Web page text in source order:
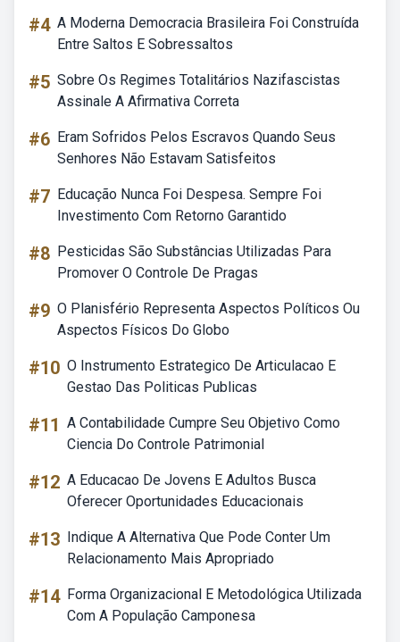
#4 A Moderna Democracia Brasileira Foi Construída
Entre Saltos E Sobressaltos
#5 Sobre Os Regimes Totalitários Nazifascistas
Assinale A Afirmativa Correta
#6 Eram Sofridos Pelos Escravos Quando Seus
Senhores Não Estavam Satisfeitos
#7 Educação Nunca Foi Despesa. Sempre Foi
Investimento Com Retorno Garantido
#8 Pesticidas São Substâncias Utilizadas Para
Promover O Controle De Pragas
#9 O Planisfério Representa Aspectos Políticos Ou
Aspectos Físicos Do Globo
#10 O Instrumento Estrategico De Articulacao E
Gestao Das Politicas Publicas
#11 A Contabilidade Cumpre Seu Objetivo Como
Ciencia Do Controle Patrimonial
#12 A Educacao De Jovens E Adultos Busca
Oferecer Oportunidades Educacionais
#13 Indique A Alternativa Que Pode Conter Um
Relacionamento Mais Apropriado
#14 Forma Organizacional E Metodológica Utilizada
Com A População Camponesa